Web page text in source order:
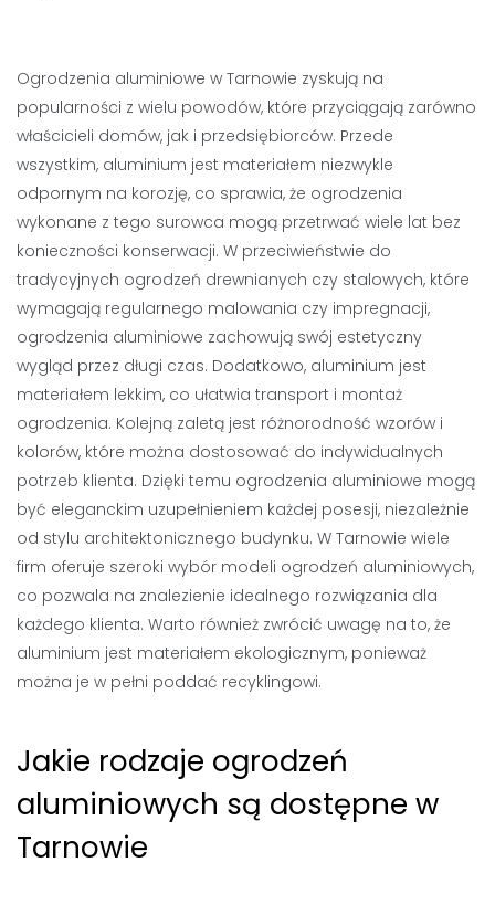
Ogrodzenia aluminiowe w Tarnowie zyskują na
popularności z wielu powodów, które przyciągają zarówno
właścicieli domów, jak i przedsiębiorców. Przede
wszystkim, aluminium jest materiałem niezwykle
odpornym na korozję, co sprawia, że ogrodzenia
wykonane z tego surowca mogą przetrwać wiele lat bez
konieczności konserwacji. W przeciwieństwie do
tradycyjnych ogrodzeń drewnianych czy stalowych, które
wymagają regularnego malowania czy impregnacji,
ogrodzenia aluminiowe zachowują swój estetyczny
wygląd przez długi czas. Dodatkowo, aluminium jest
materiałem lekkim, co ułatwia transport i montaż
ogrodzenia. Kolejną zaletą jest różnorodność wzorów i
kolorów, które można dostosować do indywidualnych
potrzeb klienta. Dzięki temu ogrodzenia aluminiowe mogą
być eleganckim uzupełnieniem każdej posesji, niezależnie
od stylu architektonicznego budynku. W Tarnowie wiele
firm oferuje szeroki wybór modeli ogrodzeń aluminiowych,
co pozwala na znalezienie idealnego rozwiązania dla
każdego klienta. Warto również zwrócić uwagę na to, że
aluminium jest materiałem ekologicznym, ponieważ
można je w pełni poddać recyklingowi.
Jakie rodzaje ogrodzeń
aluminiowych są dostępne w
Tarnowie